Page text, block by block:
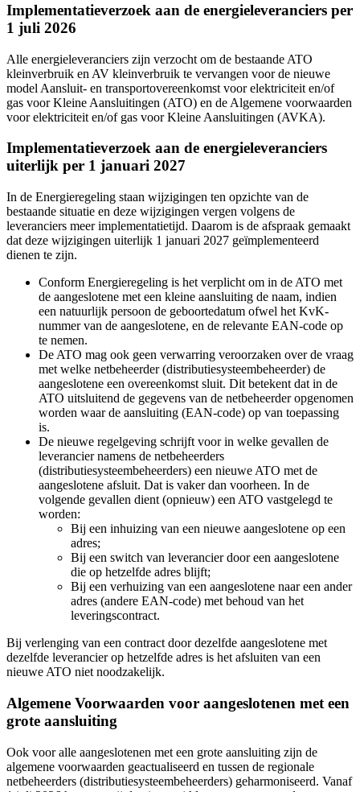
Implementatieverzoek aan de energieleveranciers per
1 juli 2026
Alle energieleveranciers zijn verzocht om de bestaande ATO
kleinverbruik en AV kleinverbruik te vervangen voor de nieuwe
model Aansluit- en transportovereenkomst voor elektriciteit en/of
gas voor Kleine Aansluitingen (ATO) en de Algemene voorwaarden
voor elektriciteit en/of gas voor Kleine Aansluitingen (AVKA).
Implementatieverzoek aan de energieleveranciers
uiterlijk per 1 januari 2027
In de Energieregeling staan wijzigingen ten opzichte van de
bestaande situatie en deze wijzigingen vergen volgens de
leveranciers meer implementatietijd. Daarom is de afspraak gemaakt
dat deze wijzigingen uiterlijk 1 januari 2027 geïmplementeerd
dienen te zijn.
Conform Energieregeling is het verplicht om in de ATO met
de aangeslotene met een kleine aansluiting de naam, indien
een natuurlijk persoon de geboortedatum ofwel het KvK-
nummer van de aangeslotene, en de relevante EAN-code op
te nemen.
De ATO mag ook geen verwarring veroorzaken over de vraag
met welke netbeheerder (distributiesysteembeheerder) de
aangeslotene een overeenkomst sluit. Dit betekent dat in de
ATO uitsluitend de gegevens van de netbeheerder opgenomen
worden waar de aansluiting (EAN-code) op van toepassing
is.
De nieuwe regelgeving schrijft voor in welke gevallen de
leverancier namens de netbeheerders
(distributiesysteembeheerders) een nieuwe ATO met de
aangeslotene afsluit. Dat is vaker dan voorheen. In de
volgende gevallen dient (opnieuw) een ATO vastgelegd te
worden:
Bij een inhuizing van een nieuwe aangeslotene op een
adres;
Bij een switch van leverancier door een aangeslotene
die op hetzelfde adres blijft;
Bij een verhuizing van een aangeslotene naar een ander
adres (andere EAN-code) met behoud van het
leveringscontract.
Bij verlenging van een contract door dezelfde aangeslotene met
dezelfde leverancier op hetzelfde adres is het afsluiten van een
nieuwe ATO niet noodzakelijk.
Algemene Voorwaarden voor aangeslotenen met een
grote aansluiting
Ook voor alle aangeslotenen met een grote aansluiting zijn de
algemene voorwaarden geactualiseerd en tussen de regionale
netbeheerders (distributiesysteembeheerders) geharmoniseerd. Vanaf